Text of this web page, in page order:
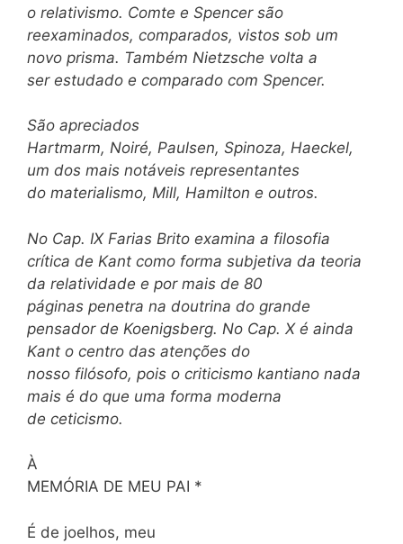
o relativismo. Comte e Spencer são
reexaminados, comparados, vistos sob um
novo prisma. Também Nietzsche volta a
ser estudado e comparado com Spencer.
São apreciados
Hartmarm, Noiré, Paulsen, Spinoza, Haeckel,
um dos mais notáveis representantes
do materialismo, Mill, Hamilton e outros.
No Cap. IX Farias Brito examina a filosofia
crítica de Kant como forma subjetiva da teoria
da relatividade e por mais de 80
páginas penetra na doutrina do grande
pensador de Koenigsberg. No Cap. X é ainda
Kant o centro das atenções do
nosso filósofo, pois o criticismo kantiano nada
mais é do que uma forma moderna
de ceticismo.
À
MEMÓRIA DE MEU PAI *
É de joelhos, meu